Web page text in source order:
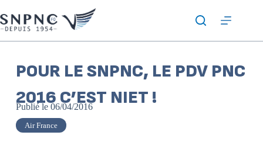
POUR LE SNPNC, LE PDV PNC
2016 C’EST NIET !
Publié le 06/04/2016
Air France